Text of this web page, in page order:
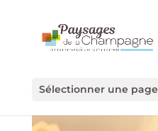
Sélectionner une page